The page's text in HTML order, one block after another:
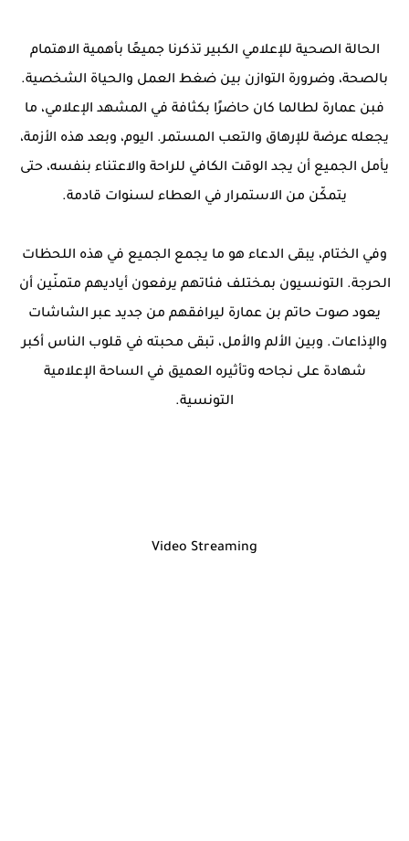
الحالة الصحية للإعلامي الكبير تذكرنا جميعًا بأهمية الاهتمام
بالصحة، وضرورة التوازن بين ضغط العمل والحياة الشخصية.
فبن عمارة لطالما كان حاضرًا بكثافة في المشهد الإعلامي، ما
يجعله عرضة للإرهاق والتعب المستمر. اليوم، وبعد هذه الأزمة،
يأمل الجميع أن يجد الوقت الكافي للراحة والاعتناء بنفسه، حتى
يتمكّن من الاستمرار في العطاء لسنوات قادمة.
وفي الختام، يبقى الدعاء هو ما يجمع الجميع في هذه اللحظات
الحرجة. التونسيون بمختلف فئاتهم يرفعون أياديهم متمنّين أن
يعود صوت حاتم بن عمارة ليرافقهم من جديد عبر الشاشات
والإذاعات. وبين الألم والأمل، تبقى محبته في قلوب الناس أكبر
شهادة على نجاحه وتأثيره العميق في الساحة الإعلامية
التونسية.
Video Streaming